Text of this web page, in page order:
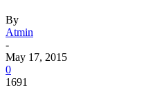
By
Atmin
-
May 17, 2015
0
1691